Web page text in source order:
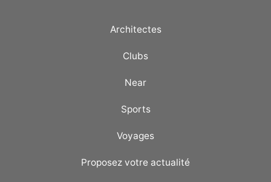
Architectes
Clubs
Near
Sports
Voyages
Proposez votre actualité